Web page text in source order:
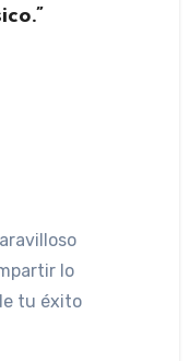
lo
tu éxito